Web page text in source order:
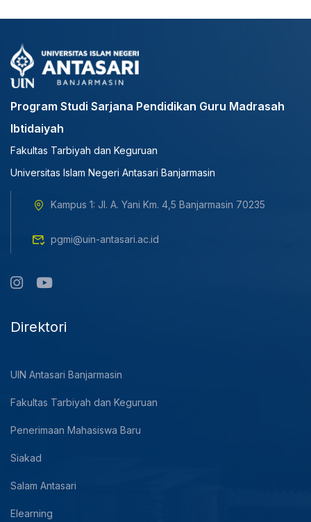
Program Studi Sarjana Pendidikan Guru Madrasah
Ibtidaiyah
Fakultas Tarbiyah dan Keguruan
Universitas Islam Negeri Antasari Banjarmasin
Kampus 1: Jl. A. Yani Km. 4,5 Banjarmasin 70235
pgmi@uin-antasari.ac.id
Direktori
UIN Antasari Banjarmasin
Fakultas Tarbiyah dan Keguruan
Penerimaan Mahasiswa Baru
Siakad
Salam Antasari
Elearning